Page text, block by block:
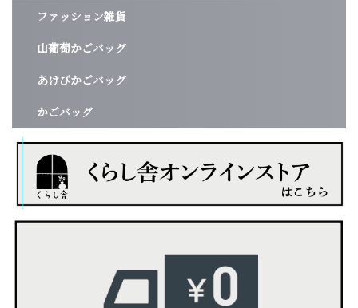
ファッション雑貨
山葡萄かごバッグ
あけびかごバッグ
かごバッグ